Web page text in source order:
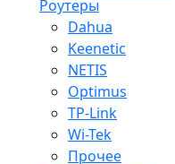
Роутеры
Dahua
Keenetic
NETIS
Optimus
TP-Link
Wi-Tek
Прочее